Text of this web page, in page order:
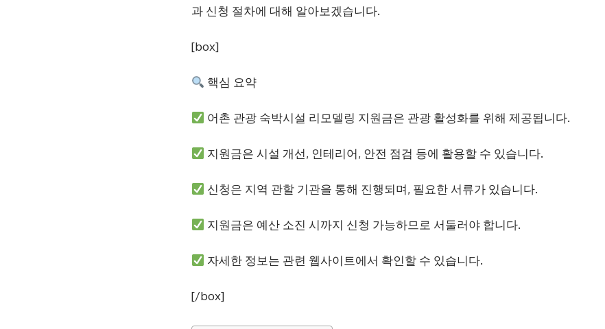
과 신청 절차에 대해 알아보겠습니다.
[box]
핵심 요약
어촌 관광 숙박시설 리모델링 지원금은 관광 활성화를 위해 제공됩니다.
지원금은 시설 개선, 인테리어, 안전 점검 등에 활용할 수 있습니다.
신청은 지역 관할 기관을 통해 진행되며, 필요한 서류가 있습니다.
지원금은 예산 소진 시까지 신청 가능하므로 서둘러야 합니다.
자세한 정보는 관련 웹사이트에서 확인할 수 있습니다.
[/box]